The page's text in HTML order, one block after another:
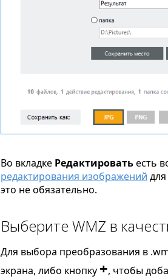
Во вкладке Редактироватьесть
редактирования изображений
это не обязательно.
Выберите WMZ в
Для выбора преобразования в
экрана, либо кнопку +, чтобы